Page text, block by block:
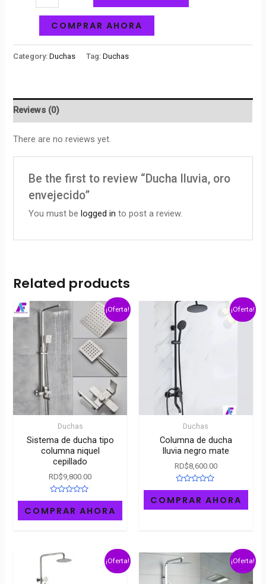
COMPRAR AHORA
Category:Duchas Tag:Duchas
Reviews (0)
There are no reviews yet.
Be the first to review “Ducha lluvia, oro
envejecido”
You must be logged in to post a review.
Related products
¡Oferta!
Duchas
Sistema de ducha tipo
columna niquel
cepillado
RD$9,800.00
Rated
0
out
of
COMPRAR AHORA
¡Oferta!
Duchas
Columna de ducha
lluvia negro mate
RD$8,600.00
Rated
0
out
of
COMPRAR AHORA
¡Oferta! ¡Oferta!